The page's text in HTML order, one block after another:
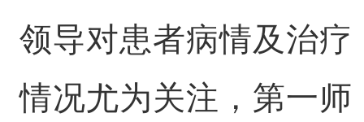
领导对患者病情及治疗
情况尤为关注，第一师